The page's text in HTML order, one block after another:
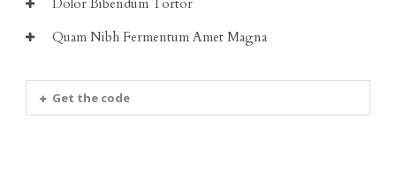
Quam Nibh Fermentum Amet Magna
Get the code